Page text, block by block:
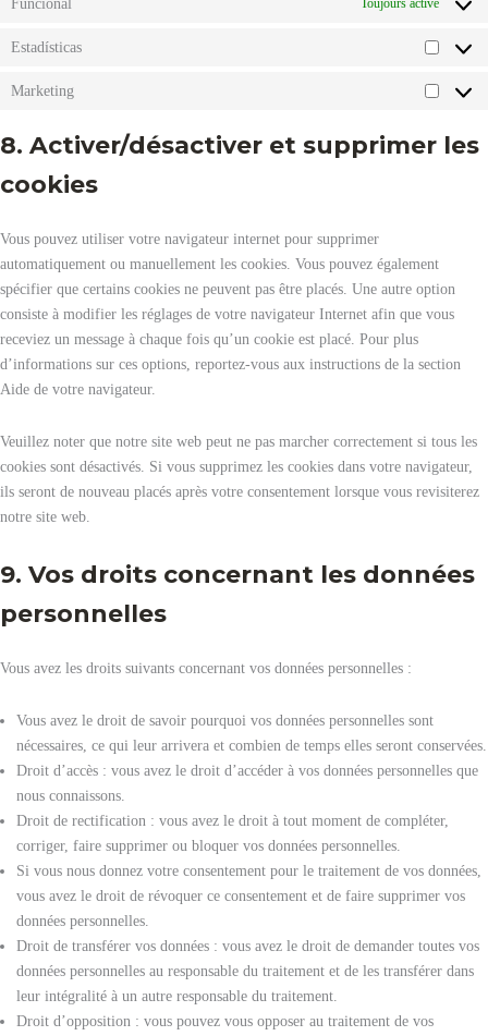
Funcional Toujours activé
Estadísticas
Marketing
8. Activer/désactiver et supprimer les
cookies
Vous pouvez utiliser votre navigateur internet pour supprimer
automatiquement ou manuellement les cookies. Vous pouvez également
spécifier que certains cookies ne peuvent pas être placés. Une autre option
consiste à modifier les réglages de votre navigateur Internet afin que vous
receviez un message à chaque fois qu’un cookie est placé. Pour plus
d’informations sur ces options, reportez-vous aux instructions de la section
Aide de votre navigateur.
Veuillez noter que notre site web peut ne pas marcher correctement si tous les
cookies sont désactivés. Si vous supprimez les cookies dans votre navigateur,
ils seront de nouveau placés après votre consentement lorsque vous revisiterez
notre site web.
9. Vos droits concernant les données
personnelles
Vous avez les droits suivants concernant vos données personnelles :
Vous avez le droit de savoir pourquoi vos données personnelles sont
nécessaires, ce qui leur arrivera et combien de temps elles seront conservées.
Droit d’accès : vous avez le droit d’accéder à vos données personnelles que
nous connaissons.
Droit de rectification : vous avez le droit à tout moment de compléter,
corriger, faire supprimer ou bloquer vos données personnelles.
Si vous nous donnez votre consentement pour le traitement de vos données,
vous avez le droit de révoquer ce consentement et de faire supprimer vos
données personnelles.
Droit de transférer vos données : vous avez le droit de demander toutes vos
données personnelles au responsable du traitement et de les transférer dans
leur intégralité à un autre responsable du traitement.
Droit d’opposition : vous pouvez vous opposer au traitement de vos